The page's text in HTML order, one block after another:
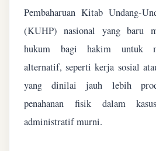
Pembaharuan Kitab Undang-
(KUHP) nasional yang baru
hukum bagi hakim untuk
alternatif, seperti kerja sosial
yang dinilai jauh lebih
penahanan fisik dalam
administratif murni.